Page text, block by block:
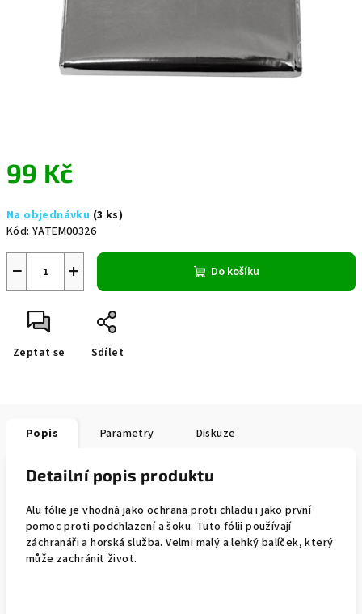
99 Kč
cena:
Na objednávku (3 ks)
Kód: YATEM00326
+
− Do košíku
Zeptat se Sdílet
Popis Parametry Diskuze
Detailní popis produktu
Alu fólie je vhodná jako ochrana proti chladu i jako první
pomoc proti podchlazení a šoku. Tuto fólii používají
záchranáři a horská služba. Velmi malý a lehký balíček, který
může zachránit život.